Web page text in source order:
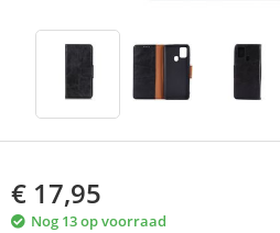
€ 17,95
Nog 13 op voorraad